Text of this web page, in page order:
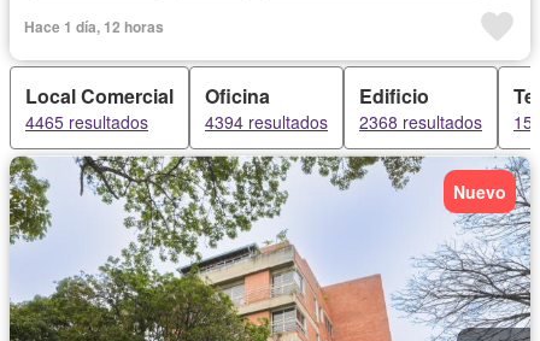
Hace 1 día, 12 horas
Local Comercial
4465 resultados
Oficina
4394 resultados
Edificio
2368 resultados
Nuevo